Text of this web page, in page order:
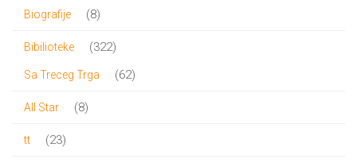
Biografije 88
Bibilioteke 322322
proizvoda
Sa Treceg Trga 6262
All Star 88
tt 2323